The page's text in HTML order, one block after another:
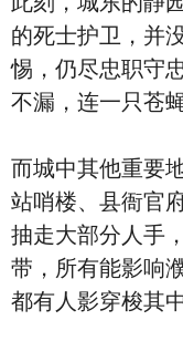
的死士护卫，并
惕，仍尽忠职守
不漏，连一只苍
而城中其他重要
站哨楼、县衙官
抽走大部分人手
带，所有能影响
都有人影穿梭其